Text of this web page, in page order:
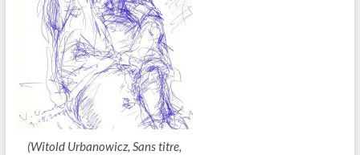
(Witold Urbanowicz, Sans titre,